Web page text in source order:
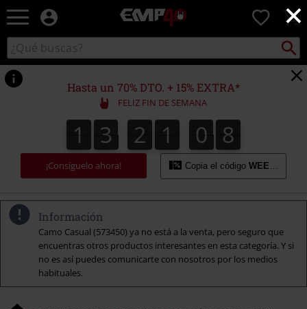
×
EMP
Música,
TV
&
Gaming
Merch
-
Ropa
Alternativa
0
Buscar
en
el
catálogo
Buscar
Hasta un 70% DTO. + 15% EXTRA*
FELIZ FIN DE SEMANA
1
1 3
3 2
2 1
1 0
1
0 6
7
6
8
7
¡Consíguelo ahora! Copia el código WEEKEND
Información
Camo Casual (573450) ya no está a la venta, pero seguro que
encuentras otros productos interesantes en esta categoría. Y si
no es así puedes comunicarte con nosotros por los medios
habituales.